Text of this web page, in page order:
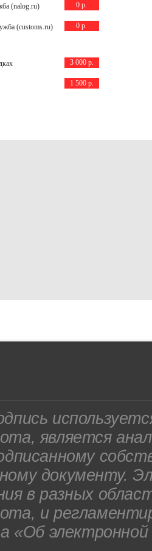
0 р.
(nalog.ru)
0 р.
(customs.ru)
3 000 р.
1 500 р.
является
документу.
в разных
и
«Об